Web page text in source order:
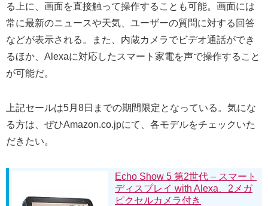
る上に、画面を直接触って操作することも可能。画面には
常に最新のニュースや天気、ユーザーの質問に対する回答
などが表示される。また、内蔵カメラでビデオ通話ができ
るほか、Alexaに対応したスマート家電を声で操作すること
が可能だ。
上記セールは5月8日までの期間限定となっている。気にな
る方は、ぜひAmazon.co.jpにて、各モデルをチェックいた
だきたい。
Echo Show 5 第2世代 – スマート
ディスプレイ with Alexa、2メガ
ピクセルカメラ付き